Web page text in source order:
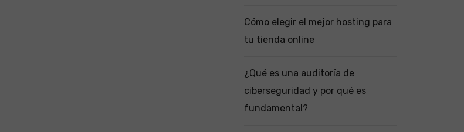
Cómo elegir el mejor hosting para
tu tienda online
¿Qué es una auditoría de
ciberseguridad y por qué es
fundamental?